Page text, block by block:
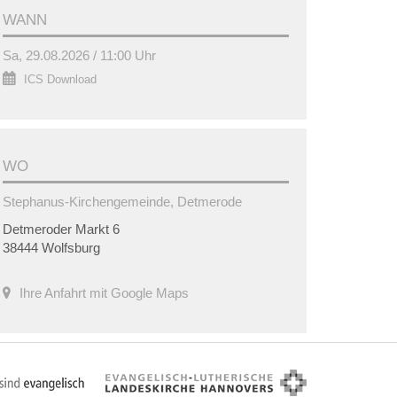
WANN
Sa, 29.08.2026 / 11:00 Uhr
ICS Download
WO
Stephanus-Kirchengemeinde, Detmerode
Detmeroder Markt 6
38444 Wolfsburg
Ihre Anfahrt mit Google Maps